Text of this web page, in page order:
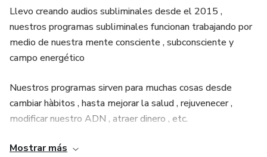
mundo
● Todas las mujeres sentiràn ganas de tocarte
● Todas las mujeres querràn acercarse siempre a ti
● Obtendrà fàcilmente s3x0 con mujeres
● Fàcilmente obtendrà relaciones s3xu4les con muchas
Llevo creando audios subliminales desde el 2015 ,
nuestros programas subliminales funcionan trabajando por
medio de nuestra mente consciente , subconsciente y
campo energético
Nuestros programas sirven para muchas cosas desde
cambiar hàbitos , hasta mejorar la salud , rejuvenecer ,
modificar nuestro ADN , atraer dinero , etc.
Nuestros programas no son solo afirmaciones si no
Mostrar más